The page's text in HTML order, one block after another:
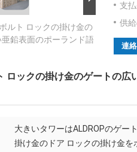
ルト ロックの掛け金の
鉛表面のポーランド語
支
供
連
ロックの掛け金のゲートの広
大きいタワーはALDROPのゲー
掛け金のドア ロックの掛け金を